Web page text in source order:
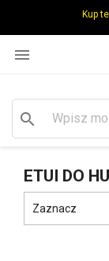
Kup

search
ETUI DO
Zaznacz